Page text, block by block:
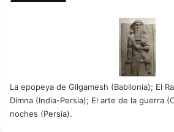
La epopeya de Gilgamesh (Babilonia); El
Dimna (India-Persia); El arte de la guerra
noches (Persia).